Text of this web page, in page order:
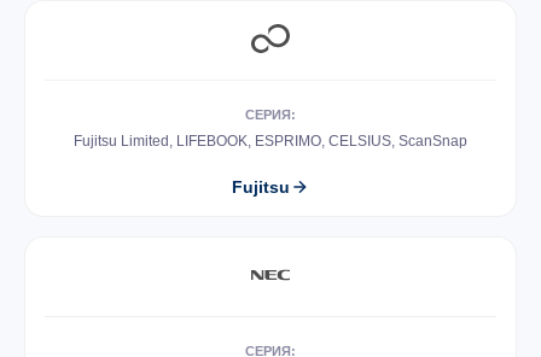
СЕРИЯ:
Fujitsu Limited, LIFEBOOK, ESPRIMO, CELSIUS, ScanSnap
Fujitsu
СЕРИЯ: